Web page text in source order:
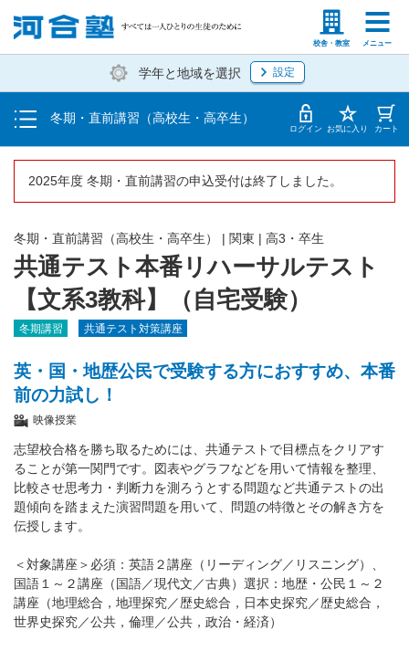
校舎・教室 メニュー
塾生の方 高等学校の先生
学年と地域を選択 設定
冬期・直前講習（高校生・高卒生）
受講料・お申し込み方法
受講開始までの流れ
校舎一覧 ログイン お気に入り カート
2025年度 冬期・直前講習の申込受付は終了しました。
共通テスト本番リハーサルテスト
【文系3教科】（自宅受験）
冬期・直前講習（高校生・高卒生） | 関東 | 高3・卒生
冬期講習 共通テスト対策講座
英・国・地歴公民で受験する方におすすめ、本番
前の力試し！
映像授業
志望校合格を勝ち取るためには、共通テストで目標点をクリアす
ることが第一関門です。図表やグラフなどを用いて情報を整理、
比較させ思考力・判断力を測ろうとする問題など共通テストの出
題傾向を踏まえた演習問題を用いて、問題の特徴とその解き方を
伝授します。
＜対象講座＞必須：英語２講座（リーディング／リスニング）、
国語１～２講座（国語／現代文／古典）選択：地歴・公民１～２
講座（地理総合，地理探究／歴史総合，日本史探究／歴史総合，
世界史探究／公共，倫理／公共，政治・経済）